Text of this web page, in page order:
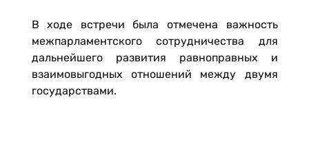
В ходе встречи была отмечена важность
межпарламентского сотрудничества для
дальнейшего развития равноправных и
взаимовыгодных отношений между двумя
государствами.